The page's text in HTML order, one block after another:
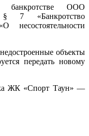
ООО
§ 7 «Банкротство
объекты
передать новому
ЖК «Спорт Таун» —